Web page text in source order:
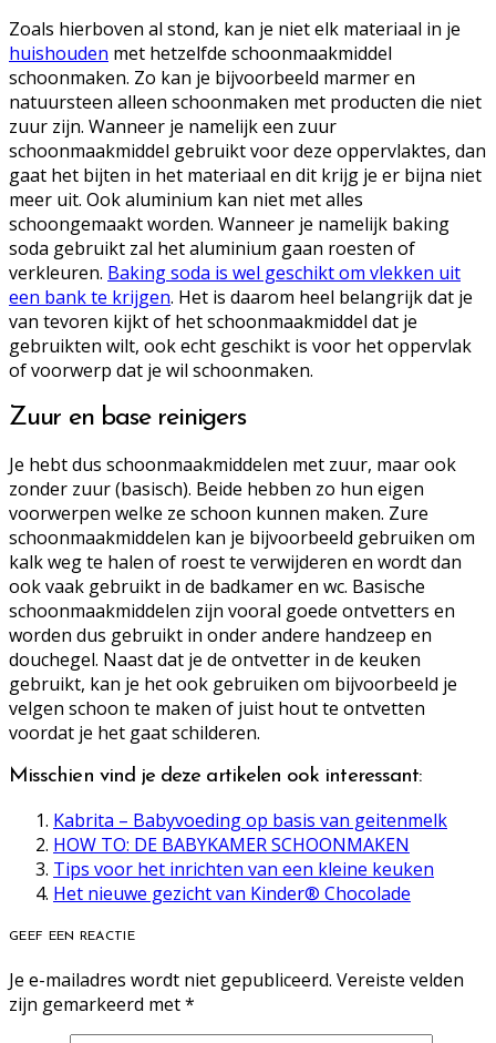
Zoals hierboven al stond, kan je niet elk materiaal in je
huishouden met hetzelfde schoonmaakmiddel
schoonmaken. Zo kan je bijvoorbeeld marmer en
natuursteen alleen schoonmaken met producten die niet
zuur zijn. Wanneer je namelijk een zuur
schoonmaakmiddel gebruikt voor deze oppervlaktes, dan
gaat het bijten in het materiaal en dit krijg je er bijna niet
meer uit. Ook aluminium kan niet met alles
schoongemaakt worden. Wanneer je namelijk baking
soda gebruikt zal het aluminium gaan roesten of
verkleuren. Baking soda is wel geschikt om vlekken uit
een bank te krijgen. Het is daarom heel belangrijk dat je
van tevoren kijkt of het schoonmaakmiddel dat je
gebruikten wilt, ook echt geschikt is voor het oppervlak
of voorwerp dat je wil schoonmaken.
Zuur en base reinigers
Je hebt dus schoonmaakmiddelen met zuur, maar ook
zonder zuur (basisch). Beide hebben zo hun eigen
voorwerpen welke ze schoon kunnen maken. Zure
schoonmaakmiddelen kan je bijvoorbeeld gebruiken om
kalk weg te halen of roest te verwijderen en wordt dan
ook vaak gebruikt in de badkamer en wc. Basische
schoonmaakmiddelen zijn vooral goede ontvetters en
worden dus gebruikt in onder andere handzeep en
douchegel. Naast dat je de ontvetter in de keuken
gebruikt, kan je het ook gebruiken om bijvoorbeeld je
velgen schoon te maken of juist hout te ontvetten
voordat je het gaat schilderen.
Misschien vind je deze artikelen ook interessant:
Kabrita – Babyvoeding op basis van geitenmelk
HOW TO: DE BABYKAMER SCHOONMAKEN
Tips voor het inrichten van een kleine keuken
Het nieuwe gezicht van Kinder® Chocolade
GEEF EEN REACTIE
Je e-mailadres wordt niet gepubliceerd. Vereiste velden
zijn gemarkeerd met*